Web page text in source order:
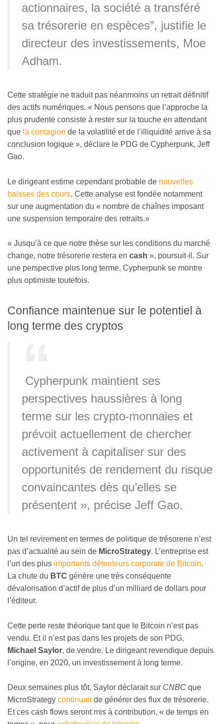
actionnaires, la société a transféré
sa trésorerie en espèces”, justifie le
directeur des investissements, Moe
Adham.
Cette stratégie ne traduit pas néanmoins un retrait définitif
des actifs numériques. « Nous pensons que l’approche la
plus prudente consiste à rester sur la touche en attendant
que la contagion de la volatilité et de l’illiquidité arrive à sa
conclusion logique », déclare le PDG de Cypherpunk, Jeff
Gao.
Le dirigeant estime cependant probable de nouvelles
baisses des cours. Cette analyse est fondée notamment
sur une augmentation du « nombre de chaînes imposant
une suspension temporaire des retraits.»
« Jusqu’à ce que notre thèse sur les conditions du marché
change, notre trésorerie restera en cash », poursuit-il. Sur
une perspective plus long terme, Cypherpunk se montre
plus optimiste toutefois.
Confiance maintenue sur le potentiel à
long terme des cryptos
Cypherpunk maintient ses
perspectives haussières à long
terme sur les crypto-monnaies et
prévoit actuellement de chercher
activement à capitaliser sur des
opportunités de rendement du risque
convaincantes dès qu’elles se
présentent », précise Jeff Gao.
Un tel revirement en termes de politique de trésorerie n’est
pas d’actualité au sein de MicroStrategy. L’entreprise est
l’un des plus importants détenteurs corporate de Bitcoin.
La chute du BTC génère une très conséquente
dévalorisation d’actif de plus d’un milliard de dollars pour
l’éditeur.
Cette perte reste théorique tant que le Bitcoin n’est pas
vendu. Et il n’est pas dans les projets de son PDG,
Michael Saylor, de vendre. Le dirigeant revendique depuis
l’origine, en 2020, un investissement à long terme.
Deux semaines plus tôt, Saylor déclarait sur CNBC que
MicroStrategy continuaitde générer des flux de trésorerie.
Et ces cash flows seront mis à contribution, « de temps en